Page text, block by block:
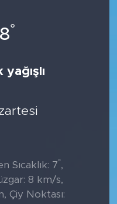
8°
Sıcaklık: 7°,
8 km/s,
Çiy Noktası: